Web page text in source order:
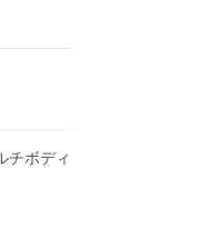
チボディ